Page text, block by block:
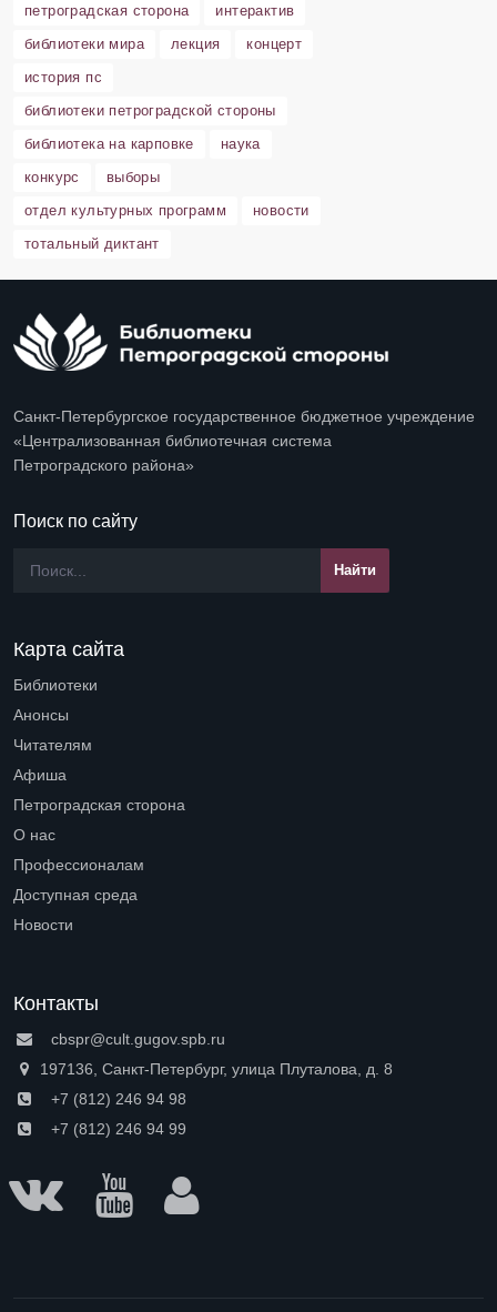
петроградская сторона
интерактив
библиотеки мира
лекция
концерт
история пс
библиотеки петроградской стороны
библиотека на карповке
наука
конкурс
выборы
отдел культурных программ
новости
тотальный диктант
Санкт-Петербургское государственное бюджетное учреждение
«Централизованная библиотечная система
Петроградского района»
Поиск по сайту
Карта сайта
Библиотеки
Анонсы
Читателям
Афиша
Петроградская сторона
О нас
Профессионалам
Доступная среда
Новости
Контакты
cbspr@cult.gugov.spb.ru
197136, Санкт-Петербург, улица Плуталова, д. 8
+7 (812) 246 94 98
+7 (812) 246 94 99